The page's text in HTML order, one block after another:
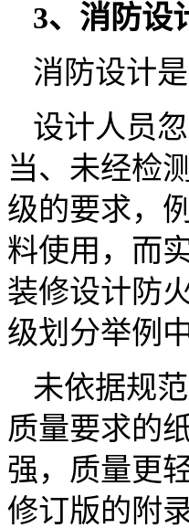
3、消防设
消防设计
设计人员
当、未经检
级的要求，
料使用，而
装修设计防
级划分举例
未依据规
质量要求的
强，质量更
修订版的附